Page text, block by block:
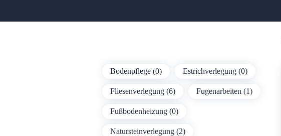
Bodenpflege (0) Estrichverlegung (0)
Fliesenverlegung (6) Fugenarbeiten (1)
Fußbodenheizung (0)
Natursteinverlegung (2)